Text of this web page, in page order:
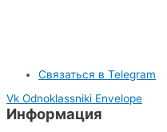
Связаться в Telegram
Vk Odnoklassniki Envelope
Информация